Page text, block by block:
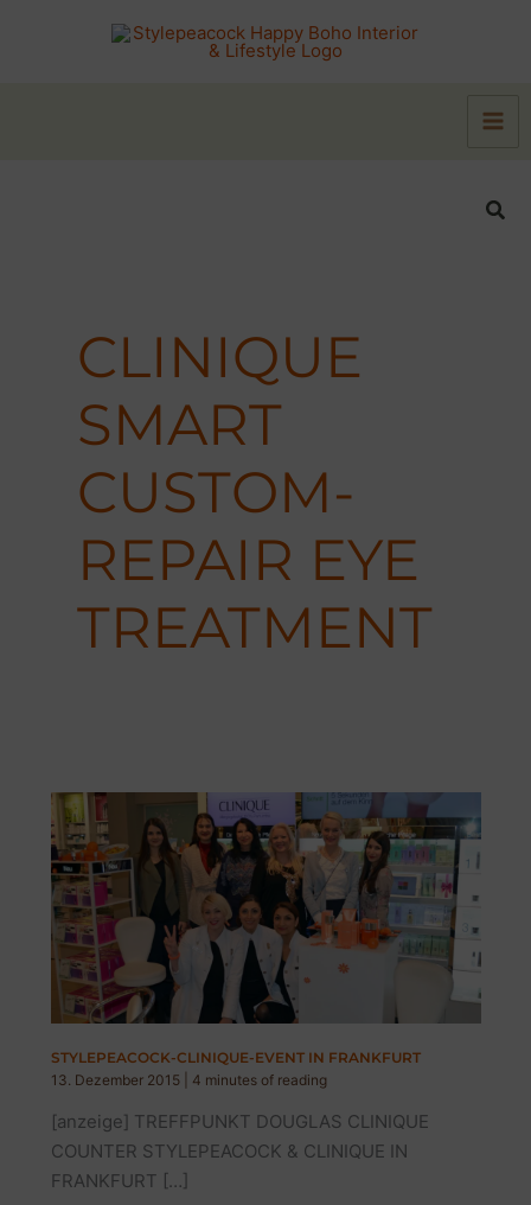
CLINIQUE
SMART
CUSTOM-
REPAIR EYE
TREATMENT
STYLEPEACOCK-CLINIQUE-EVENT IN FRANKFURT
13. Dezember 2015
4 minutes of reading
[anzeige] TREFFPUNKT DOUGLAS CLINIQUE
COUNTER STYLEPEACOCK & CLINIQUE IN
FRANKFURT […]